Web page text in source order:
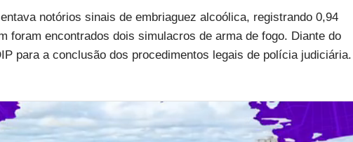
notórios sinais de embriaguez alcoólica, registrando 0,94
foram encontrados dois simulacros de arma de fogo. Diante do
para a conclusão dos procedimentos legais de polícia judiciária.